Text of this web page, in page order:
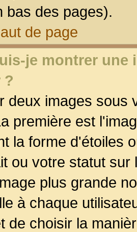
bas des pages).
de page
je montrer une
?
deux images sous
première est
la forme d'étoiles
ou votre statut
plus grande
à chaque
de choisir la